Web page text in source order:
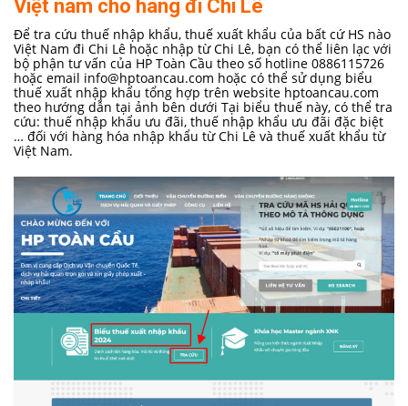
Việt nam cho hàng đi Chi Lê
Để tra cứu thuế nhập khẩu, thuế xuất khẩu của bất cứ HS nào
Việt Nam đi Chi Lê hoặc nhập từ Chi Lê, bạn có thể liên lạc với
bộ phận tư vấn của HP Toàn Cầu theo số hotline 0886115726
hoặc email info@hptoancau.com hoặc có thể sử dụng biểu
thuế xuất nhập khẩu tổng hợp trên website hptoancau.com
theo hướng dẫn tại ảnh bên dưới Tại biểu thuế này, có thể tra
cứu: thuế nhập khẩu ưu đãi, thuế nhập khẩu ưu đãi đặc biệt
… đối với hàng hóa nhập khẩu từ Chi Lê và thuế xuất khẩu từ
Việt Nam.